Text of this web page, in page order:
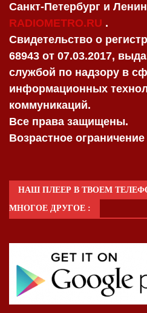
Санкт-Петербург и
RADIOMETRO.RU .
Свидетельство о
68943 от 07.03.2017,
службой по надзору в
информационных
коммуникаций.
Все права защищены.
Возрастное ограничение
НАШ ПЛЕЕР В ТВОЕМ
МНОГОЕ ДРУГОЕ :